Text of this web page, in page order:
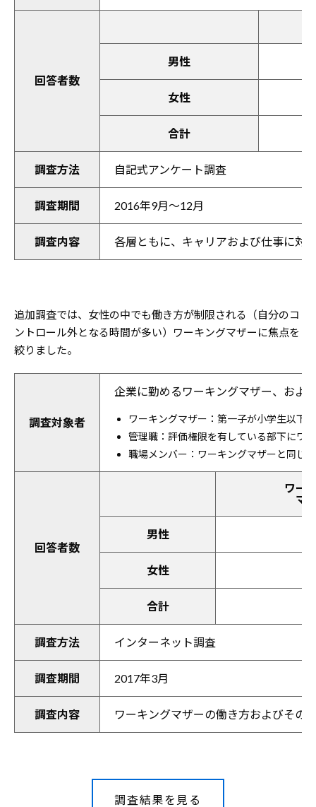
回答者数
男性
女性
合計
調査方法 自記式アンケート調査
調査期間 2016年9月～12月
調査内容 各層ともに、キャリアおよび仕事に対
追加調査では、女性の中でも働き方が制限される（自分のコ
ントロール外となる時間が多い）ワーキングマザーに焦点を
絞りました。
調査対象者
企業に勤めるワーキングマザー、およ
ワーキングマザー：第一子が小学生以下
管理職：評価権限を有している部下にワ
職場メンバー：ワーキングマザーと同じ
回答者数
ワー
マ
男性
女性
合計
調査方法 インターネット調査
調査期間 2017年3月
調査内容 ワーキングマザーの働き方およびその
調査結果を見る